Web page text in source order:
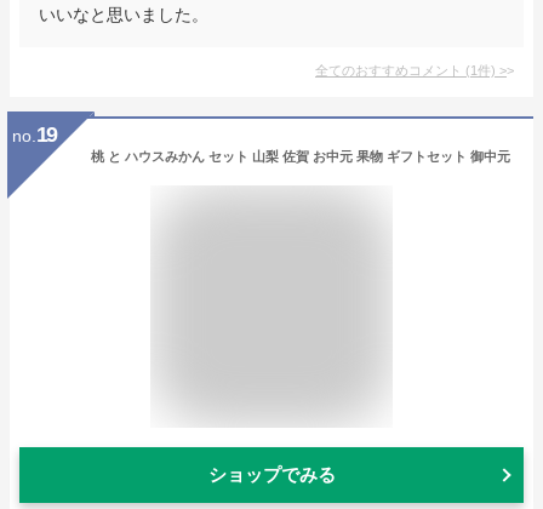
いいなと思いました。
全てのおすすめコメント (1件) >
no. 19
桃 と ハウスみかん セット 山梨 佐賀 お中元 果物 ギフトセット 御中元
ショップでみる